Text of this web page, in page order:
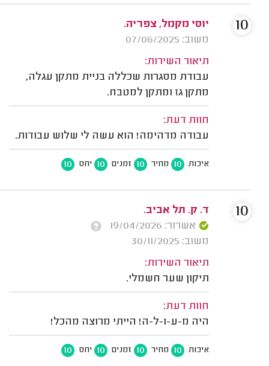
יוסי מקמל, צפריה.
משוב: 07/06/2025
תיאור השירות:
עבודת מסגרות שכללה בניית מתקן עגלה,
מתקן גז ומתקן למטבח.
חוות דעת:
עבודה מדהימה! הוא עשה לי שלוש עבודות.
איכות 10 מחיר 10 זמנים 10 יחס 10
10
ד. ק. תל אביב.
אשרור: 19/04/2026
משוב: 30/11/2025
תיאור השירות:
תיקון שער חשמלי.
חוות דעת:
היה מ-ע-ו-ל-ה! הייתי מרוצה מהכל!
איכות 10 מחיר 10 זמנים 10 יחס 10
10